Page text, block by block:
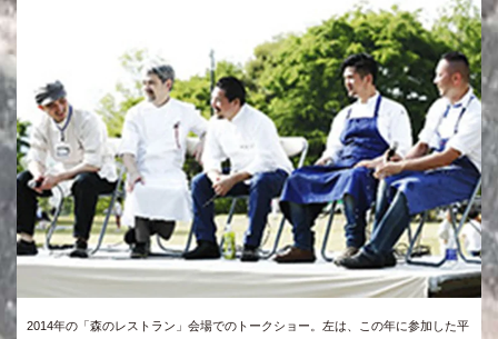
2014年の「森のレストラン」会場でのトークショー。左は、この年に参加した平